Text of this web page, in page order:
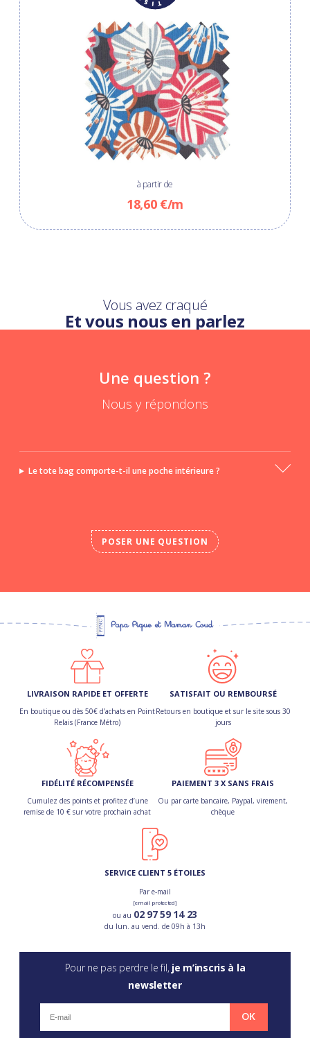
à partir de
18,60 €/m
Vous avez craqué
Et vous nous en parlez
Une question ?
Nous y répondons
Le tote bag comporte-t-il une poche intérieure ?
POSER UNE QUESTION
LIVRAISON RAPIDE ET OFFERTE
En boutique ou dès 50€ d’achats en Point
Relais (France Métro)
SATISFAIT OU REMBOURSÉ
Retours en boutique et sur le site sous 30
jours
FIDÉLITÉ RÉCOMPENSÉE
Cumulez des points et profitez d’une
remise de 10 € sur votre prochain achat
PAIEMENT 3 X SANS FRAIS
Ou par carte bancaire, Paypal, virement,
chèque
SERVICE CLIENT 5 ÉTOILES
Par e-mail
[email protected]
ou au 02 97 59 14 23
du lun. au vend. de 09h à 13h
Pour ne pas perdre le fil, je m’inscris à la
newsletter
OK